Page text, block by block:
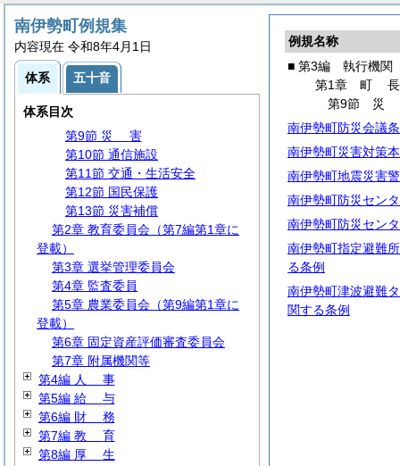
例規名称
■ 第3編 執行機関
第1章 町長
第9節 災
南伊勢町防災会議
南伊勢町災害対策
南伊勢町地震災害
南伊勢町防災セン
南伊勢町防災セン
南伊勢町指定避難
る条例
南伊勢町津波避難
関する条例
南伊勢町例規集
内容現在 令和8年4月1日
体系 五十音
体系目次
第2節 代理・代決等
第3節 文書・公印
第4節 情報の公開・保護等
第5節 行政手続
第6節住
第7節 住民投票
第8節 男女共同参画
第9節 災 害
第10節 通信施設
第11節 交通・生活安全
第12節 国民保護
第13節 災害補償
第2章 教育委員会（第7編第1章に
登載）
第3章 選挙管理委員会
第4章 監査委員
第5章 農業委員会（第9編第1章に
登載）
第6章 固定資産評価審査委員会
第7章 附属機関等
第4編 人 事
第5編 給 与
第6編 財 務
第7編 教 育
第8編 厚 生